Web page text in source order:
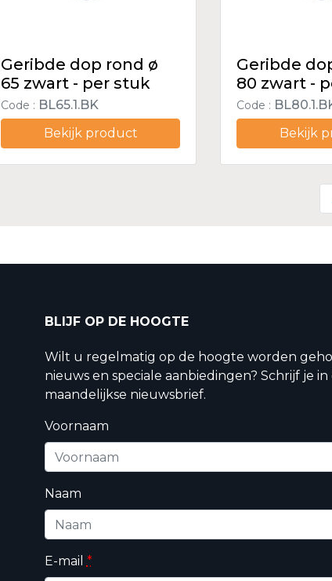
Geribde dop rond ø
65 zwart - per stuk
Code : BL65.1.BK
Bekijk product
Geribde
80 zwart -
Code :
Bekijk
BLIJF OP DE HOOGTE
Wilt u regelmatig op de hoogte worden
nieuws en speciale aanbiedingen? Schrijf je in
maandelijkse nieuwsbrief.
Voornaam
Naam
E-mail *